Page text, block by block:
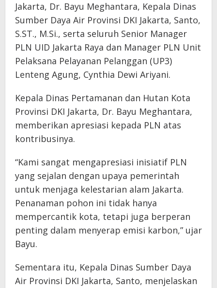
Jakarta, Dr. Bayu Meghantara, Kepala Dinas
Sumber Daya Air Provinsi DKI Jakarta, Santo,
S.ST., M.Si., serta seluruh Senior Manager
PLN UID Jakarta Raya dan Manager PLN Unit
Pelaksana Pelayanan Pelanggan (UP3)
Lenteng Agung, Cynthia Dewi Ariyani.
Kepala Dinas Pertamanan dan Hutan Kota
Provinsi DKI Jakarta, Dr. Bayu Meghantara,
memberikan apresiasi kepada PLN atas
kontribusinya.
“Kami sangat mengapresiasi inisiatif PLN
yang sejalan dengan upaya pemerintah
untuk menjaga kelestarian alam Jakarta.
Penanaman pohon ini tidak hanya
mempercantik kota, tetapi juga berperan
penting dalam menyerap emisi karbon,” ujar
Bayu.
Sementara itu, Kepala Dinas Sumber Daya
Air Provinsi DKI Jakarta, Santo, menjelaskan